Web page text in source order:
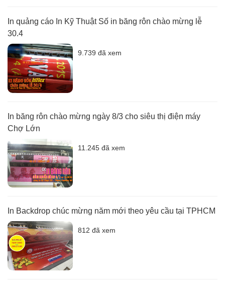
In quảng cáo In Kỹ Thuật Số in băng rôn chào mừng lễ
30.4
9.739 đã xem
In băng rôn chào mừng ngày 8/3 cho siêu thị điện máy
Chợ Lớn
11.245 đã xem
In Backdrop chúc mừng năm mới theo yêu cầu tại TPHCM
812 đã xem